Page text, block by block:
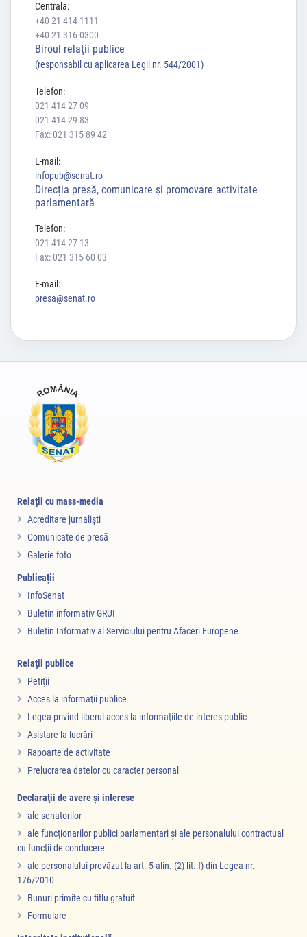
Centrala:
+40 21 414 1111
+40 21 316 0300
Biroul relaţii publice
(responsabil cu aplicarea Legii nr. 544/2001)
Telefon:
021 414 27 09
021 414 29 83
Fax: 021 315 89 42
E-mail:
infopub@senat.ro
Direcția presă, comunicare și promovare activitate
parlamentară
Telefon:
021 414 27 13
Fax: 021 315 60 03
E-mail:
presa@senat.ro
Relaţii cu mass-media
Acreditare jurnalişti
Comunicate de presă
Galerie foto
Publicații
InfoSenat
Buletin informativ GRUI
Buletin Informativ al Serviciului pentru Afaceri Europene
Relaţii publice
Petiţii
Acces la informaţii publice
Legea privind liberul acces la informaţiile de interes public
Asistare la lucrări
Rapoarte de activitate
Prelucrarea datelor cu caracter personal
Declaraţii de avere şi interese
ale senatorilor
ale funcţionarilor publici parlamentari şi ale personalului contractual
cu funcţii de conducere
ale personalului prevăzut la art. 5 alin. (2) lit. f) din Legea nr.
176/2010
Bunuri primite cu titlu gratuit
Formulare